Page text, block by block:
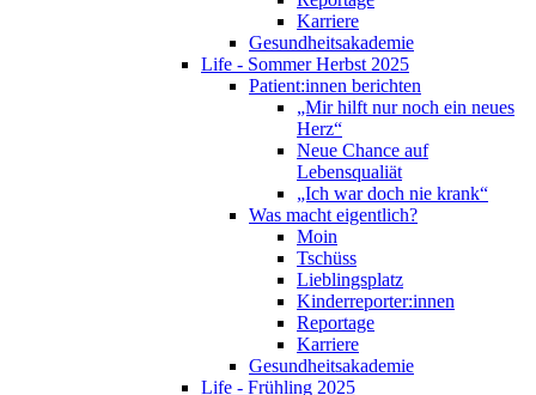
Karriere
Gesundheitsakademie
Life - Sommer Herbst 2025
Patient:innen berichten
„Mir hilft nur noch ein neues
Herz“
Neue Chance auf
Lebensqualiät
„Ich war doch nie krank“
Was macht eigentlich?
Moin
Tschüss
Lieblingsplatz
Kinderreporter:innen
Reportage
Karriere
Gesundheitsakademie
Life - Frühling 2025